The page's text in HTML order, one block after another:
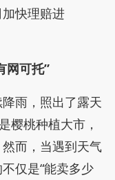
快理赔进
网可托”
雨，照出了露天
樱桃种植大市，
而，当遇到天气
仅是“能卖多少